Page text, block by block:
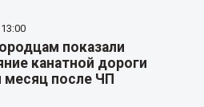
показали
канатной дороги
месяц после ЧП